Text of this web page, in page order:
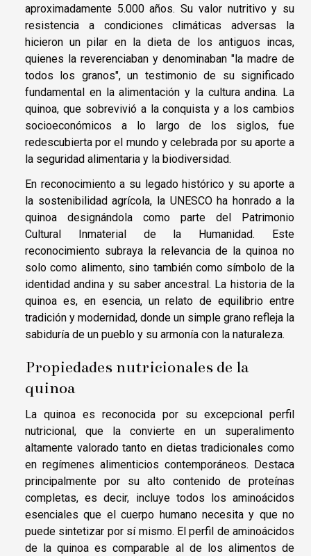
aproximadamente 5.000 años. Su valor nutritivo y su
resistencia a condiciones climáticas adversas la
hicieron un pilar en la dieta de los antiguos incas,
quienes la reverenciaban y denominaban "la madre de
todos los granos", un testimonio de su significado
fundamental en la alimentación y la cultura andina. La
quinoa, que sobrevivió a la conquista y a los cambios
socioeconómicos a lo largo de los siglos, fue
redescubierta por el mundo y celebrada por su aporte a
la seguridad alimentaria y la biodiversidad.
En reconocimiento a su legado histórico y su aporte a
la sostenibilidad agrícola, la UNESCO ha honrado a la
quinoa designándola como parte del Patrimonio
Cultural Inmaterial de la Humanidad. Este
reconocimiento subraya la relevancia de la quinoa no
solo como alimento, sino también como símbolo de la
identidad andina y su saber ancestral. La historia de la
quinoa es, en esencia, un relato de equilibrio entre
tradición y modernidad, donde un simple grano refleja la
sabiduría de un pueblo y su armonía con la naturaleza.
Propiedades nutricionales de la
quinoa
La quinoa es reconocida por su excepcional perfil
nutricional, que la convierte en un superalimento
altamente valorado tanto en dietas tradicionales como
en regímenes alimenticios contemporáneos. Destaca
principalmente por su alto contenido de proteínas
completas, es decir, incluye todos los aminoácidos
esenciales que el cuerpo humano necesita y que no
puede sintetizar por sí mismo. El perfil de aminoácidos
de la quinoa es comparable al de los alimentos de